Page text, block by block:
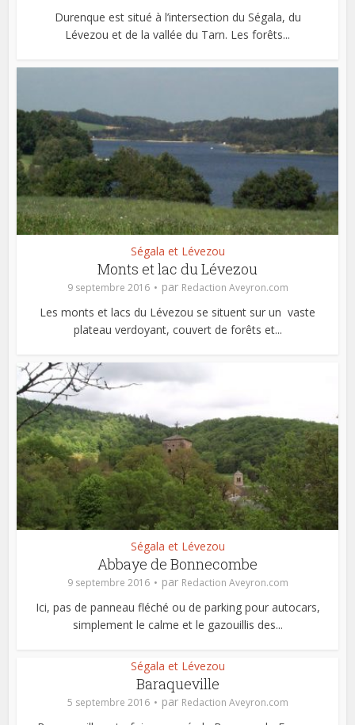
Durenque est situé à l’intersection du Ségala, du
Lévezou et de la vallée du Tarn. Les forêts...
Ségala et Lévezou
Monts et lac du Lévezou
9 septembre 2016 par Redaction Aveyron.com
Les monts et lacs du Lévezou se situent sur un vaste
plateau verdoyant, couvert de forêts et...
Ségala et Lévezou
Abbaye de Bonnecombe
9 septembre 2016 par Redaction Aveyron.com
Ici, pas de panneau fléché ou de parking pour autocars,
simplement le calme et le gazouillis des...
Ségala et Lévezou
Baraqueville
5 septembre 2016 par Redaction Aveyron.com